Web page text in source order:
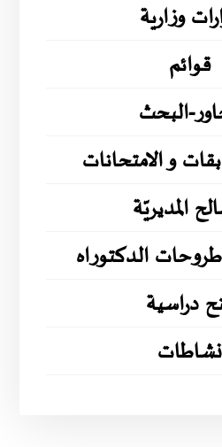
وزارية
قوائم
البحث
و الامتحانات
المديريّة
الدكتوراه
دراسية
نشاطات